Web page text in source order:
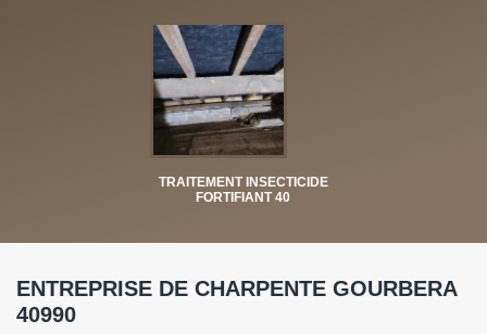
TRAITEMENT INSECTICIDE
FORTIFIANT 40
ENTREPRISE DE CHARPENTE GOURBERA
40990